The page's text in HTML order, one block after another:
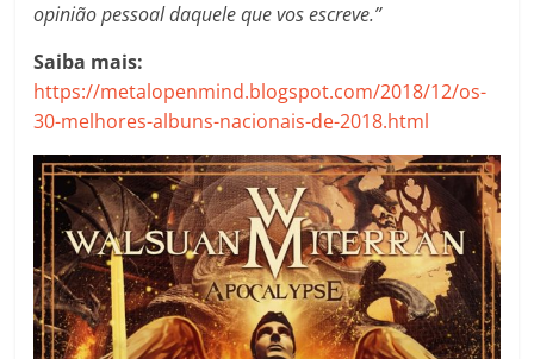
opinião pessoal daquele que vos escreve.”
Saiba mais:
https://metalopenmind.blogspot.com/2018/12/os-
30-melhores-albuns-nacionais-de-2018.html